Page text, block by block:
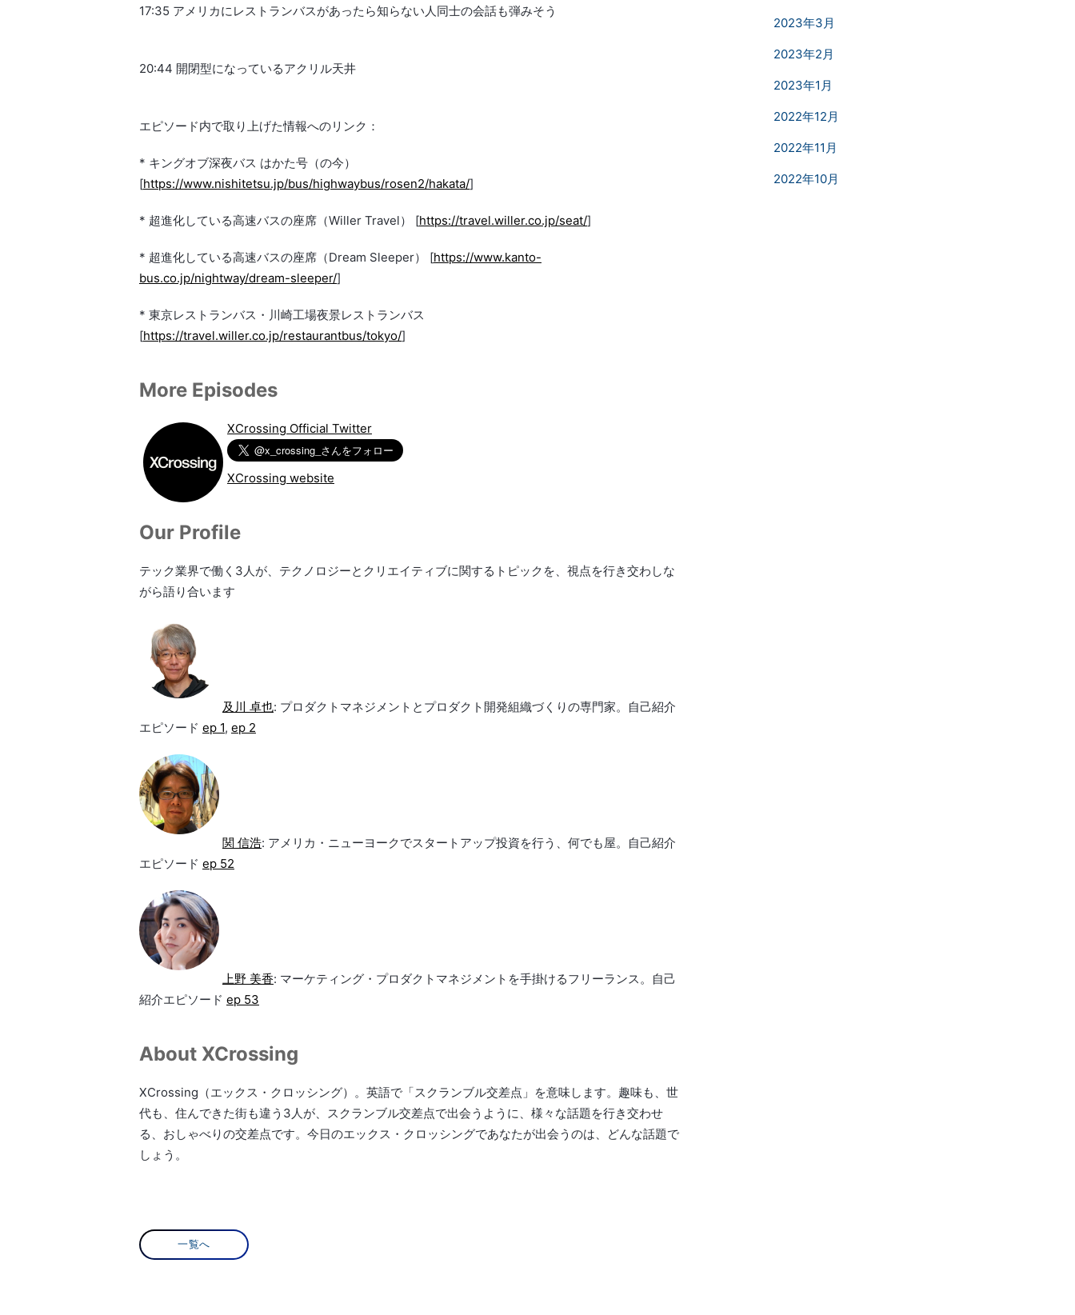
17:35 アメリカにレストランバスがあったら知らない人同士の会話も弾みそう
20:44 開閉型になっているアクリル天井
エピソード内で取り上げた情報へのリンク：
* キングオブ深夜バス はかた号（の今）
[https://www.nishitetsu.jp/bus/highwaybus/rosen2/hakata/]
* 超進化している高速バスの座席（Willer Travel） [https://travel.willer.co.jp/seat/]
* 超進化している高速バスの座席（Dream Sleeper） [https://www.kanto-
bus.co.jp/nightway/dream-sleeper/]
* 東京レストランバス・川崎工場夜景レストランバス
[https://travel.willer.co.jp/restaurantbus/tokyo/]
More Episodes
XCrossing Official Twitter
XCrossing website
Our Profile
テック業界で働く3人が、テクノロジーとクリエイティブに関するトピックを、視点を行き交わしな
がら語り合います
及川 卓也: プロダクトマネジメントとプロダクト開発組織づくりの専門家。自己紹介
エピソード ep 1, ep 2
関 信浩: アメリカ・ニューヨークでスタートアップ投資を行う、何でも屋。自己紹介
エピソード ep 52
上野 美香: マーケティング・プロダクトマネジメントを手掛けるフリーランス。自己
紹介エピソード ep 53
About XCrossing
XCrossing（エックス・クロッシング）。英語で「スクランブル交差点」を意味します。趣味も、世
代も、住んできた街も違う3人が、スクランブル交差点で出会うように、様々な話題を行き交わせ
る、おしゃべりの交差点です。今日のエックス・クロッシングであなたが出会うのは、どんな話題で
しょう。
一覧へ
2023年3月
2023年2月
2023年1月
2022年12月
2022年11月
2022年10月